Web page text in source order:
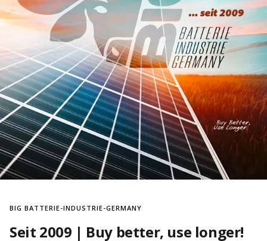
BIG BATTERIE-INDUSTRIE-GERMANY
Seit 2009 | Buy better, use longer!